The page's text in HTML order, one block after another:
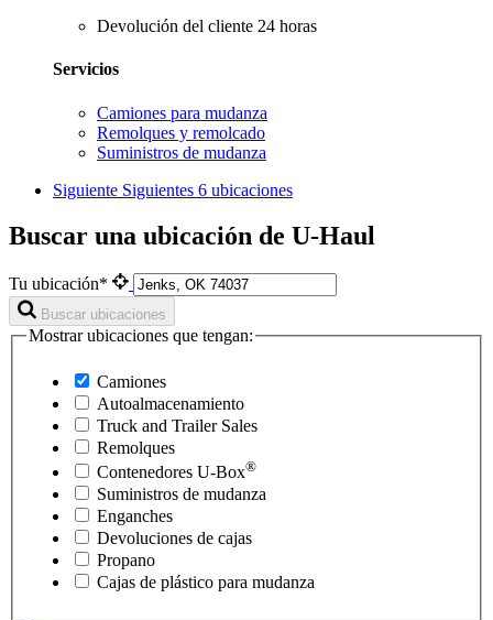
Devolución del cliente 24 horas
Servicios
Camiones para mudanza
Remolques y remolcado
Suministros de mudanza
Siguiente Siguientes 6 ubicaciones
Buscar una ubicación de U-Haul
Tu ubicación*
Buscar ubicaciones
Mostrar ubicaciones que tengan:
Camiones
Autoalmacenamiento
Truck and Trailer Sales
Remolques
Contenedores U-Box®
Suministros de mudanza
Enganches
Devoluciones de cajas
Propano
Cajas de plástico para mudanza